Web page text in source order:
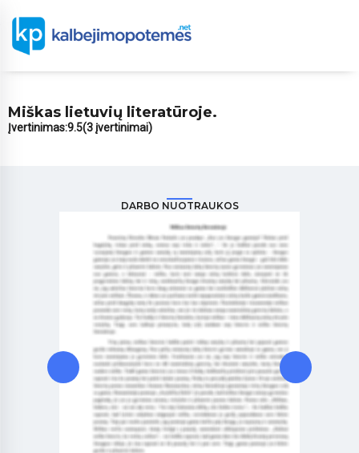
Miškas lietuvių literatūroje.
Įvertinimas:9.5(3 įvertinimai)
DARBO NUOTRAUKOS